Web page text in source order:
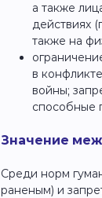
а также
действиях
также на
в
войны;
способные
Значение
Среди норм
раненым) и